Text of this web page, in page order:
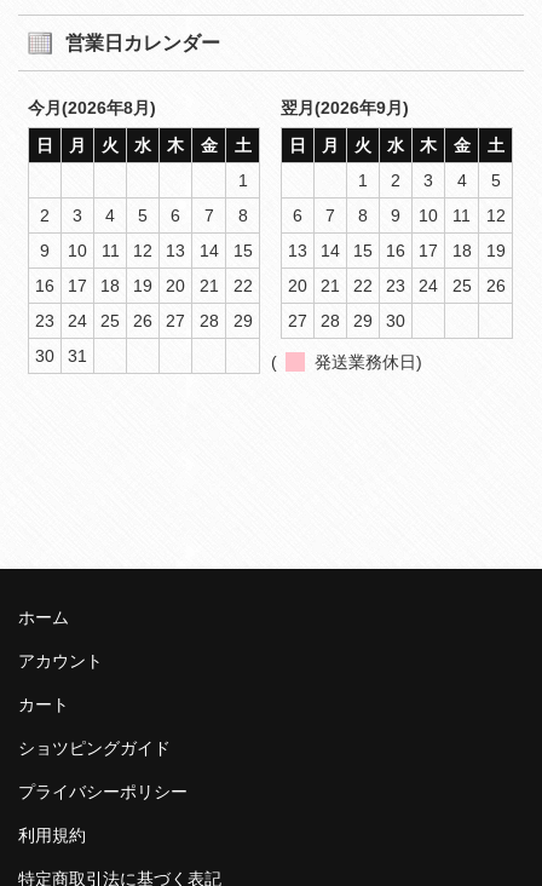
営業日カレンダー
今月(2026年8月)
日
月 火 水 木 金
土
1
2
3 4 5 6 7
8
9
10 11 12 13 14
15
16
17 18 19 20 21
22
23
24 25 26 27 28
29
30
31
翌月(2026年9月)
日
月 火 水 木 金
土
1
2 3 4
5
6
7 8 9 10 11
12
13
14 15 16 17 18
19
20
21 22 23 24 25
26
27
28 29 30
( 発送業務休日)
ホーム
アカウント
カート
ショツピングガイド
プライバシーポリシー
利用規約
特定商取引法に基づく表記